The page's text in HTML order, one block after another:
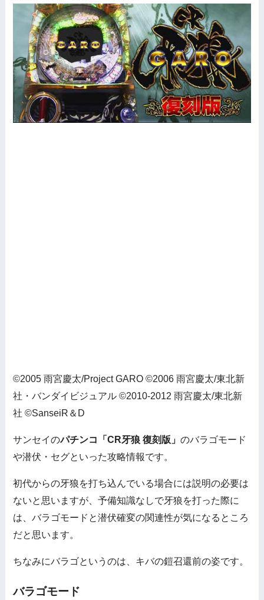
©2005 雨宮慶太/Project GARO ©2006 雨宮慶太/東北新
社・バンダイビジュアル ©2010-2012 雨宮慶太/東北新
社 ©SanseiR＆D
サンセイのパチンコ「CR牙狼 復刻版」のバラゴモード
や潜伏・セグといった攻略情報です。
初代からの牙狼を打ち込んでいる場合には説明の必要は
ないと思いますが、予備知識なしで牙狼を打った際に
は、バラゴモードと潜伏確変の関連性が気になるところ
だと思います。
ちなみにバラゴというのは、キバの鎧召還前の姿です。
バラゴモード